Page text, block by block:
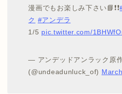
漫画でもお楽しみ下さい📘❗❗
ク #アンデラ
1/5 pic.twitter.com/
— アンデッドアンラック原
(@undeadunluck_of)